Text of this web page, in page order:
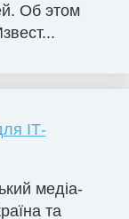
Об этом
ІТ-
медіа-
та